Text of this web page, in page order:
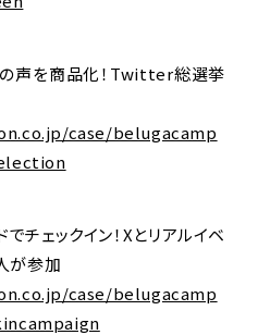
の声を商品化！Twitter総選挙
case/belugacamp
チェックイン！Xとリアルイベ
が参加
case/belugacamp